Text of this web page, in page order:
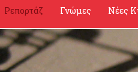
Ρεπορτάζ Γνώμες Νέες